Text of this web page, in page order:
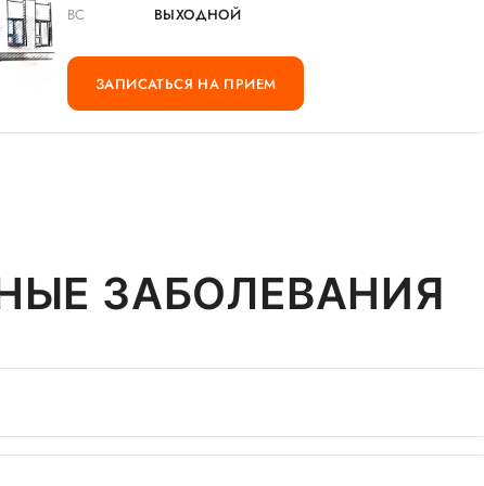
ВС
ВЫХОДНОЙ
ЗАПИСАТЬСЯ НА ПРИЕМ
ЗАБОЛЕВАНИЯ